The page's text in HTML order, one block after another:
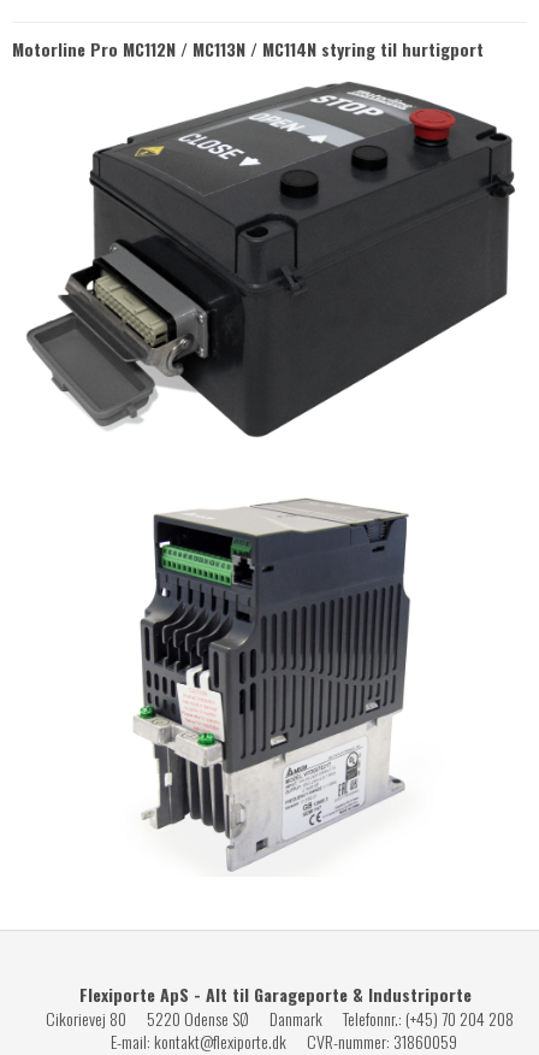
Motorline Pro MC112N / MC113N / MC114N styring til hurtigport
Flexiporte ApS - Alt til Garageporte & Industriporte
Cikorievej 80
5220 Odense SØ Danmark Telefonnr.: (+45) 70 204 208
E-mail: kontakt@flexiporte.dk CVR-nummer: 31860059